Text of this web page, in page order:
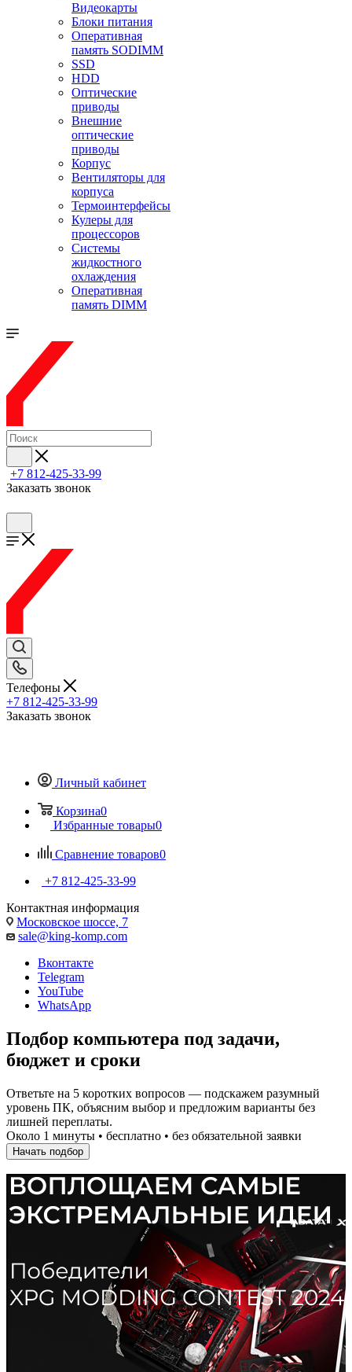
Видеокарты
Блоки питания
Оперативная
память SODIMM
SSD
HDD
Оптические
приводы
Внешние
оптические
приводы
Корпус
Вентиляторы для
корпуса
Термоинтерфейсы
Кулеры для
процессоров
Системы
жидкостного
охлаждения
Оперативная
память DIMM
+7 812-425-33-99
Заказать звонок
Телефоны
+7 812-425-33-99
Заказать звонок
Личный кабинет
Корзина0
Избранные товары0
Сравнение товаров0
+7 812-425-33-99
Контактная информация
Московское шоссе, 7
sale@king-komp.com
Вконтакте
Telegram
YouTube
WhatsApp
Подбор компьютера под задачи,
бюджет и сроки
Ответьте на 5 коротких вопросов — подскажем разумный
уровень ПК, объясним выбор и предложим варианты без
лишней переплаты.
Около 1 минуты • бесплатно • без обязательной заявки
Начать подбор